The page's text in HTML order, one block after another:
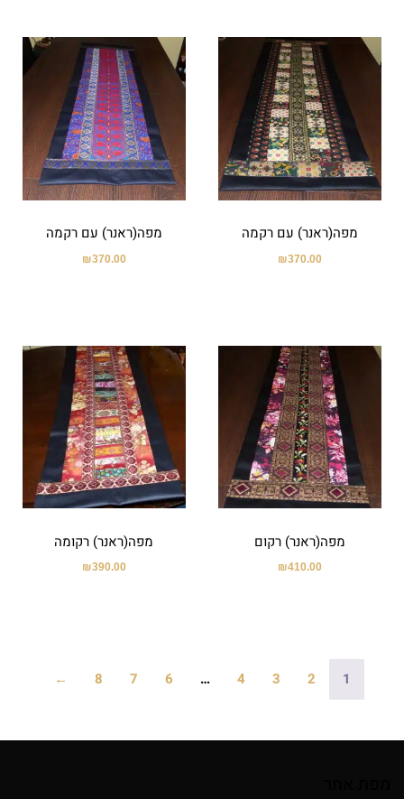
מפה(ראנר) עם רקמה
₪370.00
מפה(ראנר) עם רקמה
₪370.00
מפה(ראנר) רקום
₪410.00
מפה(ראנר) רקומה
₪390.00
1
2
3
4
…
6
7
8
←